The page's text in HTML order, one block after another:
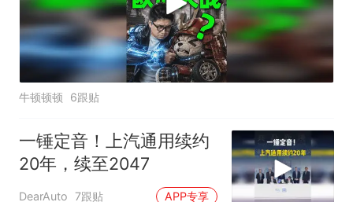
牛顿顿顿 6跟贴
一锤定音！上汽通用续约
20年，续至2047
DearAuto 7跟贴 APP专享